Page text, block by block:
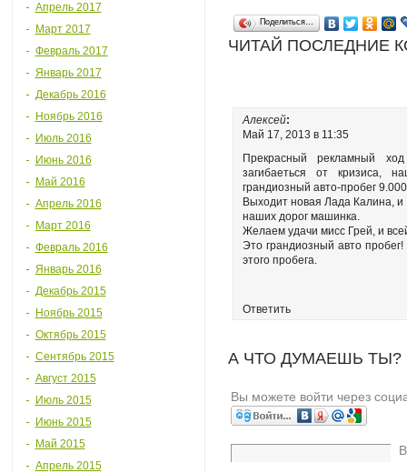
Апрель 2017
Март 2017
Февраль 2017
Январь 2017
Декабрь 2016
Ноябрь 2016
Июль 2016
Июнь 2016
Май 2016
Апрель 2016
Март 2016
Февраль 2016
Январь 2016
Декабрь 2015
Ноябрь 2015
Октябрь 2015
Сентябрь 2015
Август 2015
Июль 2015
Июнь 2015
Май 2015
Апрель 2015
Поделиться…
ЧИТАЙ ПОСЛЕДНИЕ
Алексей:
Май 17, 2013 в 11:35
Прекрасный рекламный
загибаеться от кризиса,
грандиозный авто-пробег
Выходит новая Лада Калина, и
наших дорог машинка.
Желаем удачи мисс Грей, и
Это грандиозный авто
этого пробега.
Ответить
А ЧТО ДУМАЕШЬ
Вы можете войти через